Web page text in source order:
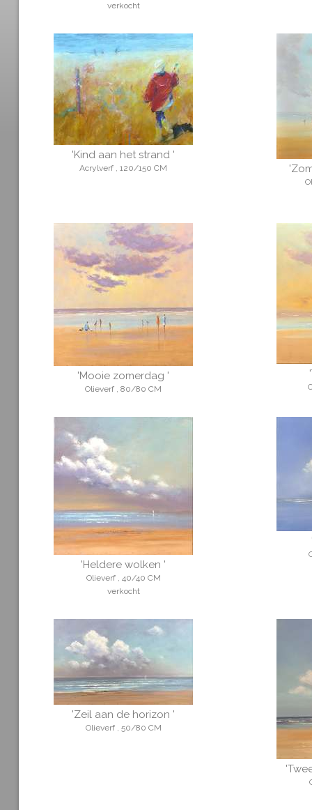
verkocht
'Kind aan het strand '
Acrylverf , 120/150 CM
'Mooie zomerdag '
Olieverf , 80/80 CM
'Heldere wolken '
Olieverf , 40/40 CM
verkocht
'Zeil aan de horizon '
Olieverf , 50/80 CM